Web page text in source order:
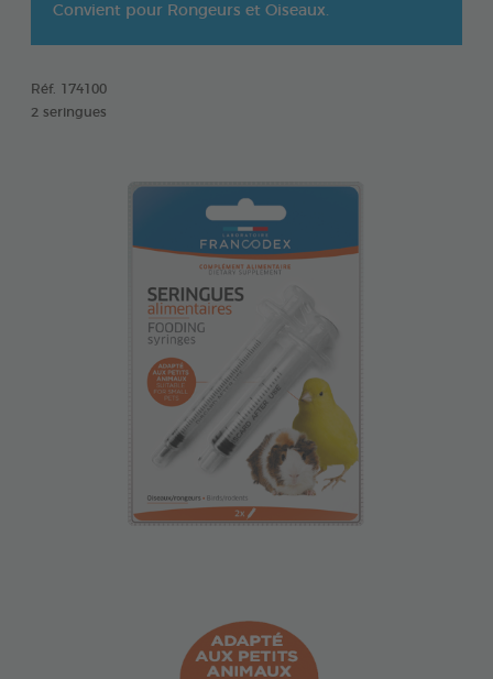
Convient pour Rongeurs et Oiseaux.
Réf. 174100
2 seringues